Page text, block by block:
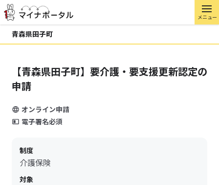
メニュー
青森県田子町
【青森県田子町】要介護・要支援更新認定の
申請
オンライン申請
電子署名必須
制度
介護保険
対象